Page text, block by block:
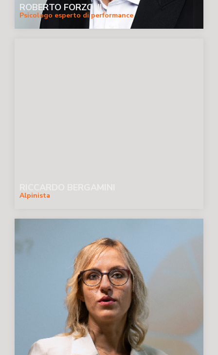
ROBERTO FORZONI
Psicologo esperto di performance
Alpinista